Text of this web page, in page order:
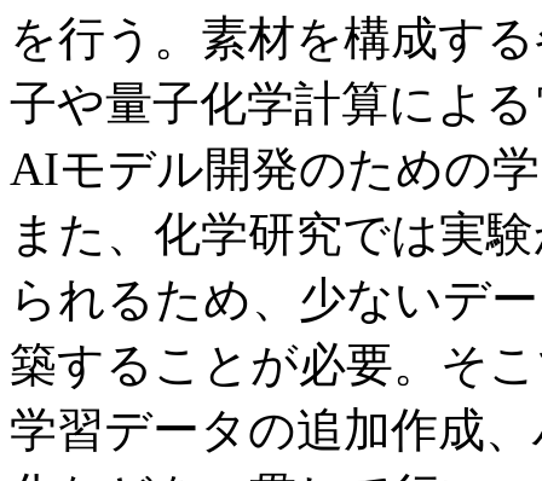
を行う。素材を構成す
子や量子化学計算によ
AIモデル開発のための
また、化学研究では実
られるため、少ないデ
築することが必要。そ
学習データの追加作成